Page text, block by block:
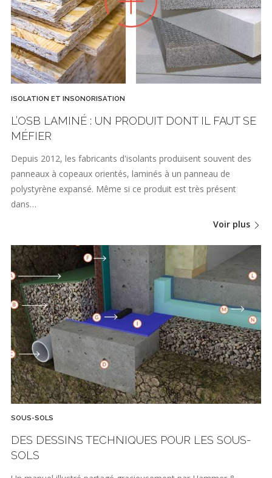
ISOLATION ET INSONORISATION
L’OSB LAMINÉ : UN PRODUIT DONT IL FAUT SE
MÉFIER
Depuis 2012, les fabricants d'isolants produisent souvent des
panneaux à copeaux orientés, laminés à un panneau de
polystyrène expansé. Même si ce produit est très présent
dans…
Voir plus
SOUS-SOLS
DES DESSINS TECHNIQUES POUR LES SOUS-
SOLS